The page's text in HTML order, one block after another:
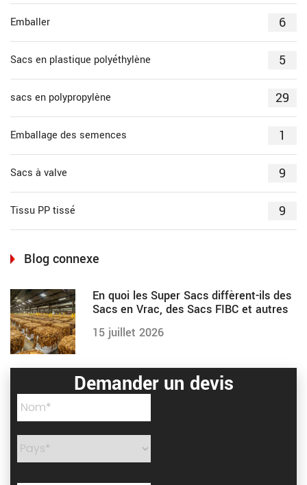
Emballer 6
Sacs en plastique polyéthylène 5
sacs en polypropylène 29
Emballage des semences 1
Sacs à valve 9
Tissu PP tissé 9
Blog connexe
En quoi les Super Sacs diffèrent-ils des
Sacs en Vrac, des Sacs FIBC et autres
15 juillet 2026
Demander un devis